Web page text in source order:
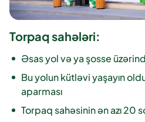
Torpaq sahələri:
Əsas yol və ya şosse
Bu yolun kütləvi yaşayın
aparması
Torpaq sahəsinin ən azı 20